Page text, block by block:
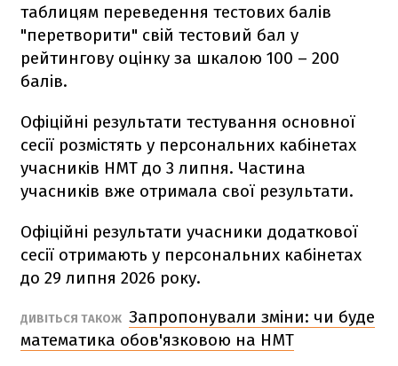
таблицям переведення тестових балів
"перетворити" свій тестовий бал у
рейтингову оцінку за шкалою 100 – 200
балів.
Офіційні результати тестування основної
сесії розмістять у персональних кабінетах
учасників НМТ до 3 липня. Частина
учасників вже отримала свої результати.
Офіційні результати учасники додаткової
сесії отримають у персональних кабінетах
до 29 липня 2026 року.
ДИВІТЬСЯ ТАКОЖ Запропонували зміни: чи буде
математика обов'язковою на НМТ